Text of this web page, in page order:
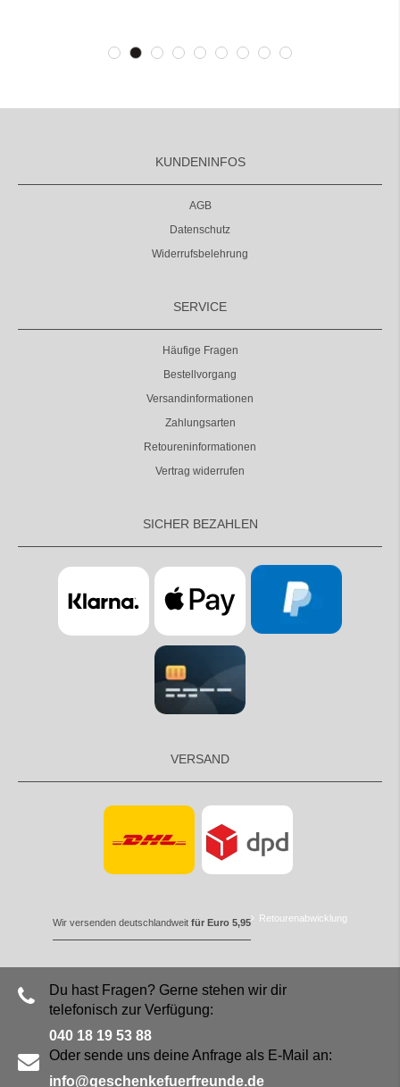
KUNDENINFOS
AGB
Datenschutz
Widerrufsbelehrung
SERVICE
Häufige Fragen
Bestellvorgang
Versandinformationen
Zahlungsarten
Retoureninformationen
Vertrag widerrufen
SICHER BEZAHLEN
VERSAND
Wir versenden deutschlandweit für Euro 5,95 Retourenabwicklung
Du hast Fragen? Gerne stehen wir dir
telefonisch zur Verfügung:
040 18 19 53 88
Oder sende uns deine Anfrage als E-Mail an:
info@geschenkefuerfreunde.de